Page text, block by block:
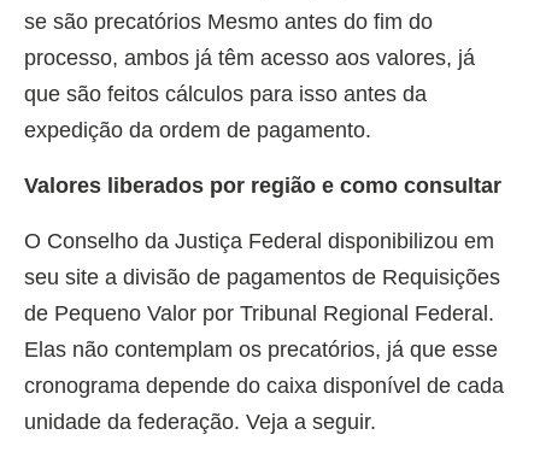
se são precatórios Mesmo antes do fim do
processo, ambos já têm acesso aos valores, já
que são feitos cálculos para isso antes da
expedição da ordem de pagamento.
Valores liberados por região e como consultar
O Conselho da Justiça Federal disponibilizou em
seu site a divisão de pagamentos de Requisições
de Pequeno Valor por Tribunal Regional Federal.
Elas não contemplam os precatórios, já que esse
cronograma depende do caixa disponível de cada
unidade da federação. Veja a seguir.